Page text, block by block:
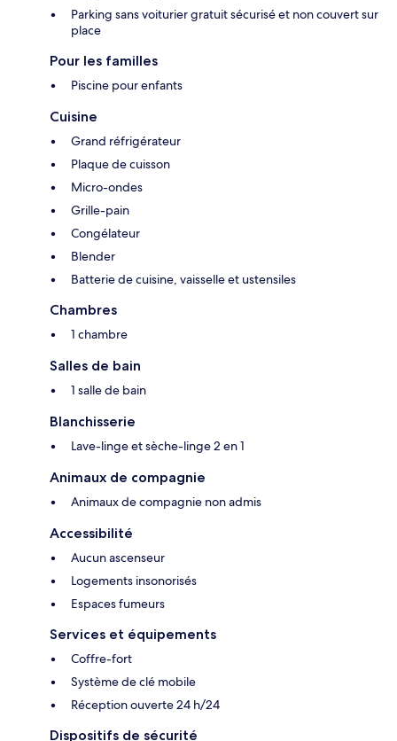
Parking sans voiturier gratuit sécurisé et non couvert sur
place
Pour les familles
Piscine pour enfants
Cuisine
Grand réfrigérateur
Plaque de cuisson
Micro-ondes
Grille-pain
Congélateur
Blender
Batterie de cuisine, vaisselle et ustensiles
Chambres
1 chambre
Salles de bain
1 salle de bain
Blanchisserie
Lave-linge et sèche-linge 2 en 1
Animaux de compagnie
Animaux de compagnie non admis
Accessibilité
Aucun ascenseur
Logements insonorisés
Espaces fumeurs
Services et équipements
Coffre-fort
Système de clé mobile
Réception ouverte 24 h/24
Dispositifs de sécurité